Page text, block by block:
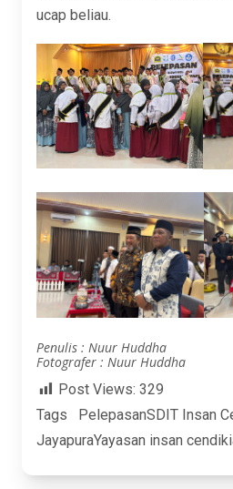
ucap beliau.
Penulis : Nuur Huddha
Fotografer : Nuur Huddha
Post Views: 329
Tags
PelepasanSDIT Insan
JayapuraYayasan insan